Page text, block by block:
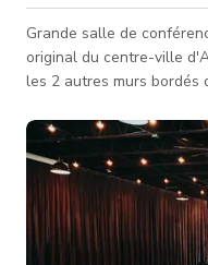
Grande salle de
original du centre-ville
les 2 autres murs bordés